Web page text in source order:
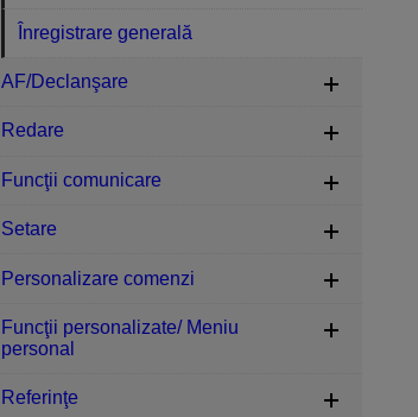
Înregistrare generală
AF/Declanşare
Redare
Funcţii comunicare
Setare
Personalizare comenzi
Funcţii personalizate/ Meniu
personal
Referinţe